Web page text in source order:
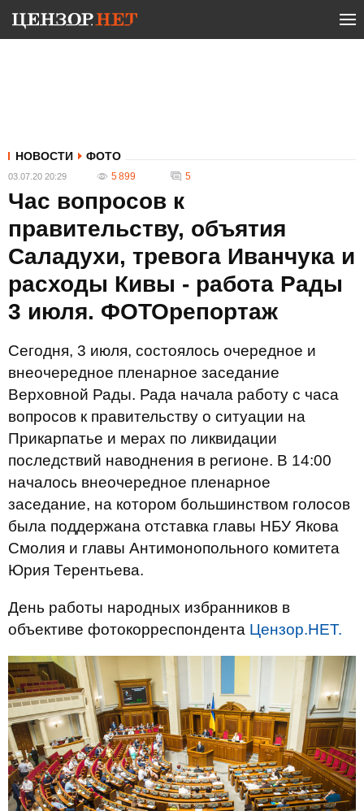
НОВОСТИ ФОТО
03.07.20 20:29 5 899 5
Час вопросов к
правительству, объятия
Саладухи, тревога Иванчука и
расходы Кивы - работа Рады
3 июля. ФОТОрепортаж
Сегодня, 3 июля, состоялось очередное и
внеочередное пленарное заседание
Верховной Рады. Рада начала работу с часа
вопросов к правительству о ситуации на
Прикарпатье и мерах по ликвидации
последствий наводнения в регионе. В 14:00
началось внеочередное пленарное
заседание, на котором большинством голосов
была поддержана отставка главы НБУ Якова
Смолия и главы Антимонопольного комитета
Юрия Терентьева.
День работы народных избранников в
объективе фотокорреспондента Цензор.НЕТ.